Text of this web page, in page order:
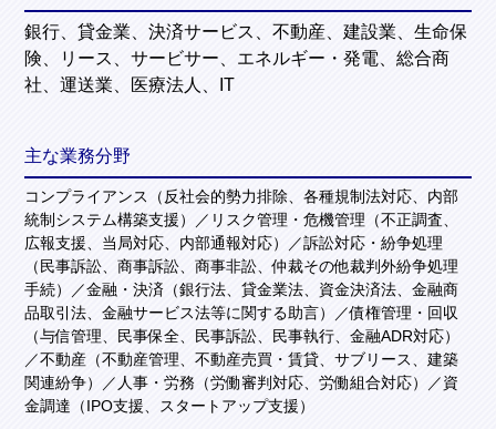
銀行、貸金業、決済サービス、不動産、建設業、生命保
険、リース、サービサー、エネルギー・発電、総合商
社、運送業、医療法人、IT
主な業務分野
コンプライアンス（反社会的勢力排除、各種規制法対応、内部
統制システム構築支援）／リスク管理・危機管理（不正調査、
広報支援、当局対応、内部通報対応）／訴訟対応・紛争処理
（民事訴訟、商事訴訟、商事非訟、仲裁その他裁判外紛争処理
手続）／金融・決済（銀行法、貸金業法、資金決済法、金融商
品取引法、金融サービス法等に関する助言）／債権管理・回収
（与信管理、民事保全、民事訴訟、民事執行、金融ADR対応）
／不動産（不動産管理、不動産売買・賃貸、サブリース、建築
関連紛争）／人事・労務（労働審判対応、労働組合対応）／資
金調達（IPO支援、スタートアップ支援）